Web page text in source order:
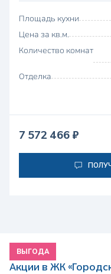
Площадь кухни
Цена за кв.м.
Количество комнат
Отделка
7 572 466 ₽
ВЫГОДА
Акции в ЖК